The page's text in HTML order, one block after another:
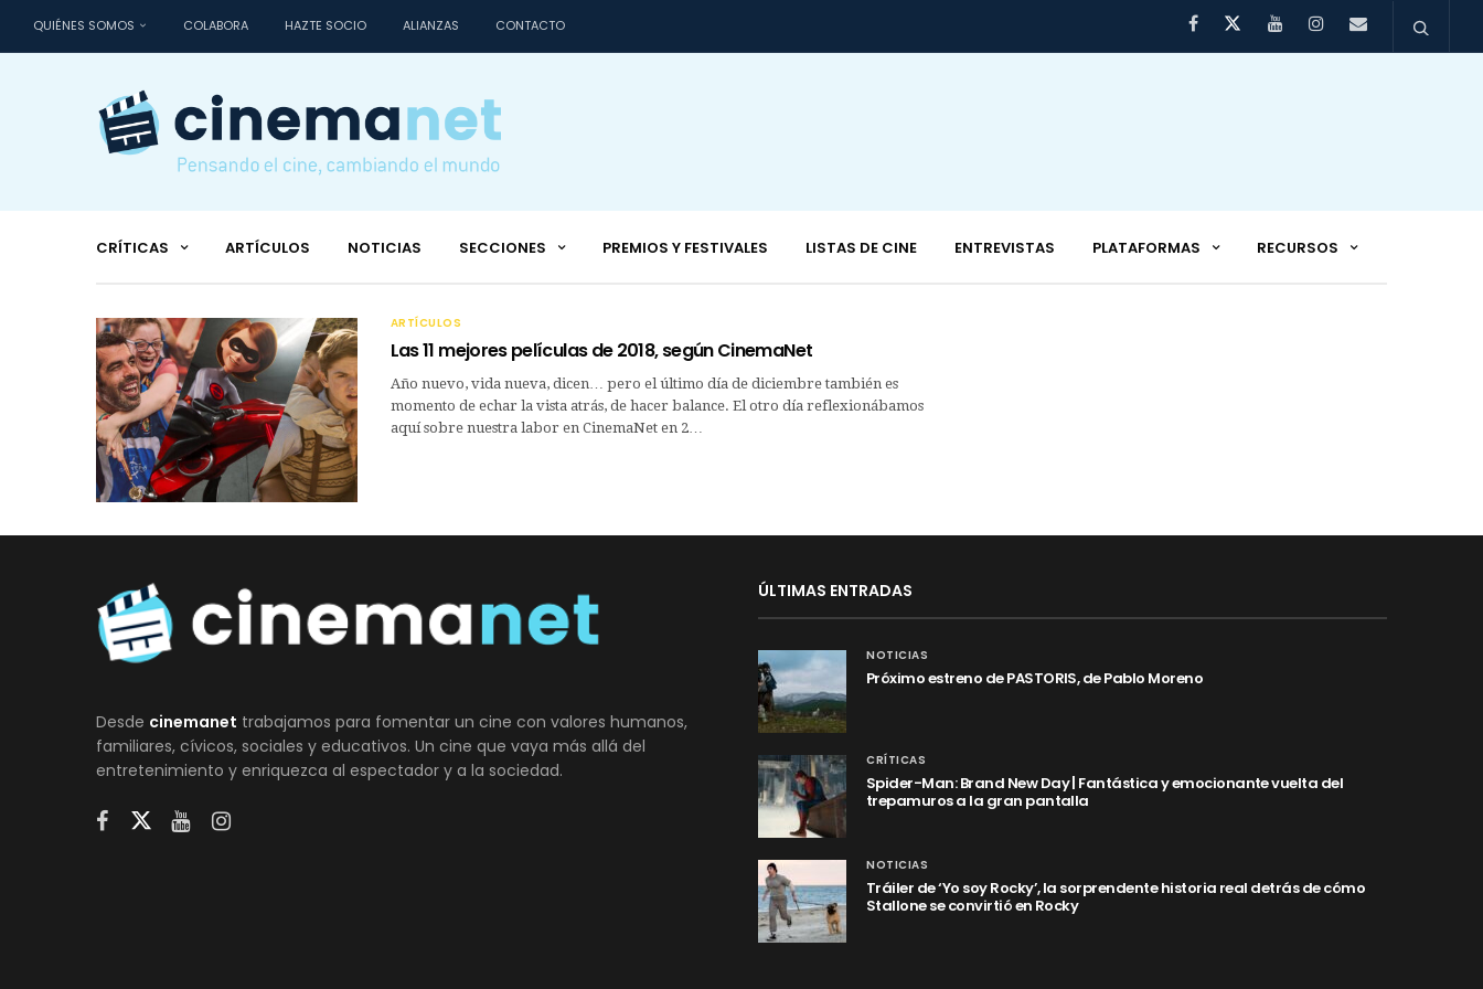
QUIÉNES SOMOS COLABORA HAZTE SOCIO ALIANZAS CONTACTO
CRÍTICAS ARTÍCULOS NOTICIAS SECCIONES PREMIOS Y FESTIVALES LISTAS DE CINE ENTREVISTAS PLATAFORMAS RECURSOS
ARTÍCULOS
Las 11 mejores películas de 2018, según CinemaNet
Año nuevo, vida nueva, dicen… pero el último día de diciembre también es
momento de echar la vista atrás, de hacer balance. El otro día reflexionábamos
aquí sobre nuestra labor en CinemaNet en 2…
Desde cinemanet trabajamos para fomentar un cine con valores humanos,
familiares, cívicos, sociales y educativos. Un cine que vaya más allá del
entretenimiento y enriquezca al espectador y a la sociedad.
ÚLTIMAS ENTRADAS
NOTICIAS
Próximo estreno de PASTORIS, de Pablo Moreno
CRÍTICAS
Spider-Man: Brand New Day | Fantástica y emocionante vuelta del
trepamuros a la gran pantalla
NOTICIAS
Tráiler de ‘Yo soy Rocky’, la sorprendente historia real detrás de cómo
Stallone se convirtió en Rocky